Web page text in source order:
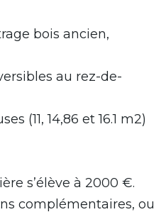
bois ancien,
au rez-de-
(11, 14,86 et 16.1 m2)
s’élève à 2000 €.
complémentaires, ou